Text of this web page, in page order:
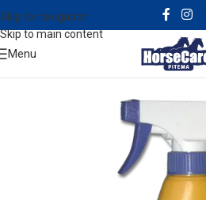
Skip to navigation
Skip to main content
Menu